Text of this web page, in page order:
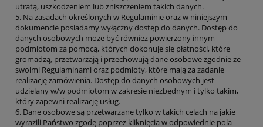
utratą, uszkodzeniem lub zniszczeniem takich danych.
5. Na zasadach określonych w Regulaminie oraz w niniejszym
dokumencie posiadamy wyłączny dostęp do danych. Dostęp do
danych osobowych może być również powierzony innym
podmiotom za pomocą, których dokonuje się płatności, które
gromadzą, przetwarzają i przechowują dane osobowe zgodnie ze
swoimi Regulaminami oraz podmioty, które mają za zadanie
realizację zamówienia. Dostęp do danych osobowych jest
udzielany w/w podmiotom w zakresie niezbędnym i tylko takim,
który zapewni realizację usług.
6. Dane osobowe są przetwarzane tylko w takich celach na jakie
wyrazili Państwo zgodę poprzez kliknięcia w odpowiednie pola